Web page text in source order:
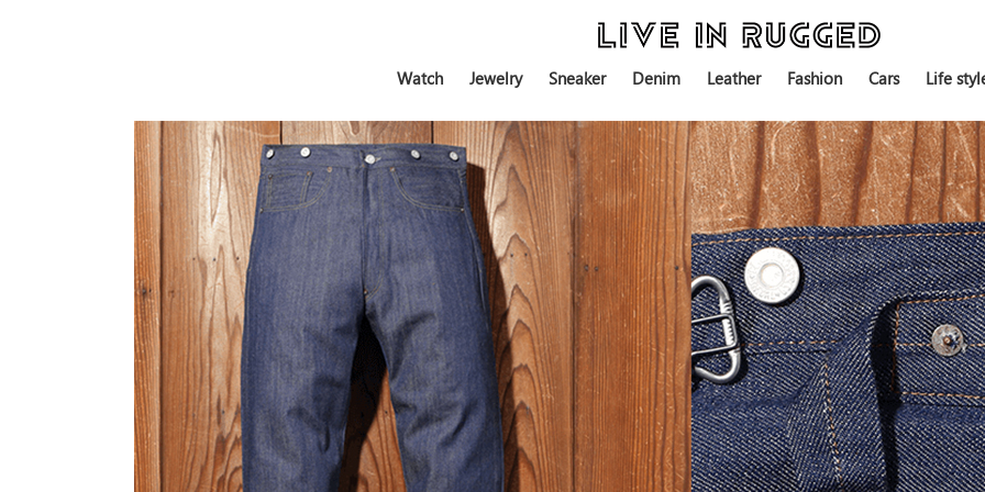
Watch Jewelry Sneaker Denim Leather Fashion Cars Life